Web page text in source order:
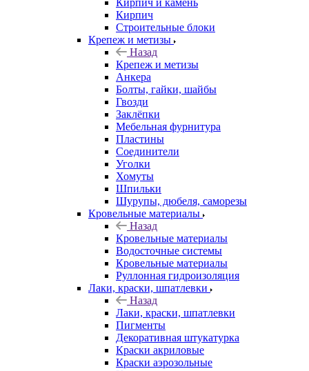
Кирпич и камень
Кирпич
Строительные блоки
Крепеж и метизы
Назад
Крепеж и метизы
Анкера
Болты, гайки, шайбы
Гвозди
Заклёпки
Мебельная фурнитура
Пластины
Соединители
Уголки
Хомуты
Шпильки
Шурупы, дюбеля, саморезы
Кровельные материалы
Назад
Кровельные материалы
Водосточные системы
Кровельные материалы
Руллонная гидроизоляция
Лаки, краски, шпатлевки
Назад
Лаки, краски, шпатлевки
Пигменты
Декоративная штукатурка
Краски акриловые
Краски аэрозольные